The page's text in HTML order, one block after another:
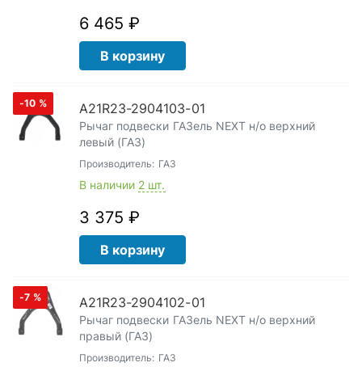
6 465 ₽
В корзину
-10 % А21R23-2904103-01
Рычаг подвески ГАЗель NEXT н/о верхний
левый (ГАЗ)
Производитель: ГАЗ
В наличии 2 шт.
3 375 ₽
В корзину
-7 % А21R23-2904102-01
Рычаг подвески ГАЗель NEXT н/о верхний
правый (ГАЗ)
Производитель: ГАЗ